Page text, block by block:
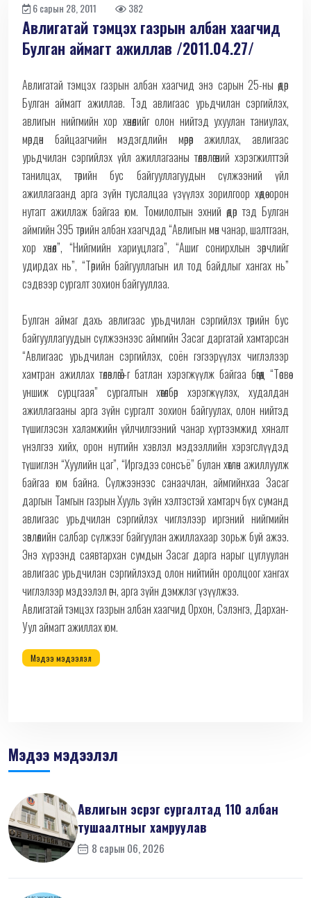
6 сарын 28, 2011 382
Авлигатай тэмцэх газрын албан хаагчид
Булган аймагт ажиллав /2011.04.27/
Авлигатай тэмцэх газрын албан хаагчид энэ сарын 25-ны өдөр
Булган аймагт ажиллав. Тэд авлигаас урьдчилан сэргийлэх,
авлигын нийгмийн хор хөнөөлийг олон нийтэд ухуулан таниулах,
мөрдөн байцаагчийн мэдэгдлийн мөрөөр ажиллах, авлигаас
урьдчилан сэргийлэх үйл ажиллагааны төлөвлөгөөний хэрэгжилттэй
танилцах, төрийн бус байгууллагуудын сүлжээний үйл
ажиллагаанд арга зүйн туслалцаа үзүүлэх зорилгоор хөдөө орон
нутагт ажиллаж байгаа юм. Томилолтын эхний өдөр тэд Булган
аймгийн 395 төрийн албан хаагчдад “Авлигын мөн чанар, шалтгаан,
хор хөнөөл”, “Нийгмийн хариуцлага”, “Ашиг сонирхлын зөрчлийг
удирдах нь”, “Төрийн байгууллагын ил тод байдлыг хангах нь”
сэдвээр сургалт зохион байгууллаа.
Булган аймаг дахь авлигаас урьдчилан сэргийлэх төрийн бус
байгууллагуудын сүлжээнээс аймгийн Засаг даргатай хамтарсан
“Авлигаас урьдчилан сэргийлэх, соён гэгээрүүлэх чиглэлээр
хамтран ажиллах төлөвлөгөө”-г батлан хэрэгжүүлж байгаа бөгөөд “Төсвөө
уншиж сурцгаая” сургалтын хөтөлбөр хэрэгжүүлэх, худалдан
ажиллагааны арга зүйн сургалт зохион байгуулах, олон нийтэд
түшиглэсэн халамжийн үйлчилгээний чанар хүртээмжид хяналт
үнэлгээ хийх, орон нутгийн хэвлэл мэдээллийн хэрэгслүүдэд
түшиглэн “Хуулийн цаг”, “Иргэдээ сонсъё” булан хөтлөн ажиллуулж
байгаа юм байна. Сүлжээнээс санаачлан, аймгийнхаа Засаг
даргын Тамгын газрын Хууль зүйн хэлтэстэй хамтарч бүх суманд
авлигаас урьдчилан сэргийлэх чиглэлээр иргэний нийгмийн
зөвлөлийн салбар сүлжээг байгуулан ажиллахаар зорьж буй ажээ.
Энэ хүрээнд саявтархан сумдын Засаг дарга нарыг цуглуулан
авлигаас урьдчилан сэргийлэхэд олон нийтийн оролцоог хангах
чиглэлээр мэдээлэл өгч, арга зүйн дэмжлэг үзүүлжээ.
Авлигатай тэмцэх газрын албан хаагчид Орхон, Сэлэнгэ, Дархан-
Уул аймагт ажиллах юм.
Мэдээ мэдээлэл
Мэдээ мэдээлэл
Авлигын эсрэг сургалтад 110 албан
тушаалтныг хамруулав
8 сарын 06, 2026